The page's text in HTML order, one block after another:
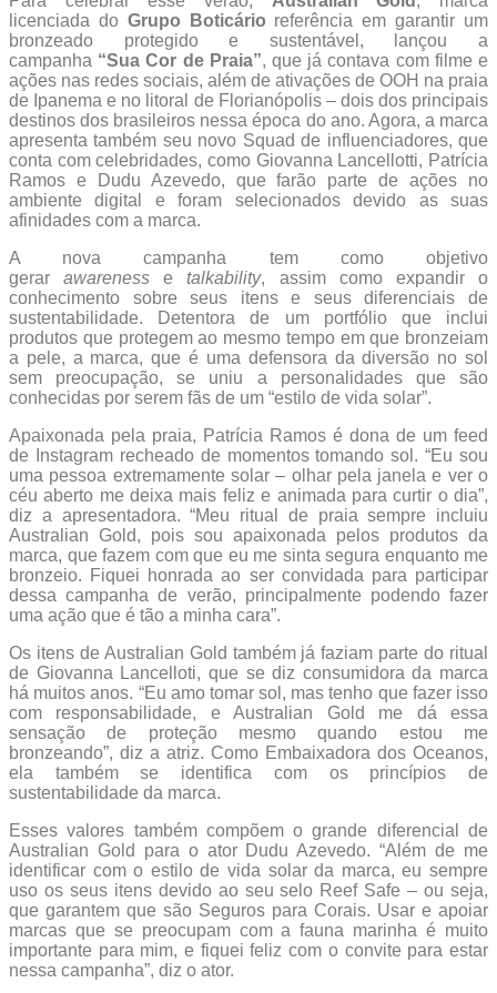
licenciada do Grupo Boticário referência em garantir um
bronzeado protegido e sustentável, lançou a
campanha “Sua Cor de Praia”, que já contava com filme e
ações nas redes sociais, além de ativações de OOH na praia
de Ipanema e no litoral de Florianópolis – dois dos principais
destinos dos brasileiros nessa época do ano. Agora, a marca
apresenta também seu novo Squad de influenciadores, que
conta com celebridades, como Giovanna Lancellotti, Patrícia
Ramos e Dudu Azevedo, que farão parte de ações no
ambiente digital e foram selecionados devido as suas
afinidades com a marca.
A nova campanha tem como objetivo
gerarawareness etalkability, assim como expandir o
conhecimento sobre seus itens e seus diferenciais de
sustentabilidade. Detentora de um portfólio que inclui
produtos que protegem ao mesmo tempo em que bronzeiam
a pele, a marca, que é uma defensora da diversão no sol
sem preocupação, se uniu a personalidades que são
conhecidas por serem fãs de um “estilo de vida solar”.
Apaixonada pela praia, Patrícia Ramos é dona de um feed
de Instagram recheado de momentos tomando sol. “Eu sou
uma pessoa extremamente solar – olhar pela janela e ver o
céu aberto me deixa mais feliz e animada para curtir o dia”,
diz a apresentadora. “Meu ritual de praia sempre incluiu
Australian Gold, pois sou apaixonada pelos produtos da
marca, que fazem com que eu me sinta segura enquanto me
bronzeio. Fiquei honrada ao ser convidada para participar
dessa campanha de verão, principalmente podendo fazer
uma ação que é tão a minha cara”.
Os itens de Australian Gold também já faziam parte do ritual
de Giovanna Lancelloti, que se diz consumidora da marca
há muitos anos. “Eu amo tomar sol, mas tenho que fazer isso
com responsabilidade, e Australian Gold me dá essa
sensação de proteção mesmo quando estou me
bronzeando”, diz a atriz. Como Embaixadora dos Oceanos,
ela também se identifica com os princípios de
sustentabilidade da marca.
Esses valores também compõem o grande diferencial de
Australian Gold para o ator Dudu Azevedo. “Além de me
identificar com o estilo de vida solar da marca, eu sempre
uso os seus itens devido ao seu selo Reef Safe – ou seja,
que garantem que são Seguros para Corais. Usar e apoiar
marcas que se preocupam com a fauna marinha é muito
importante para mim, e fiquei feliz com o convite para estar
nessa campanha”, diz o ator.